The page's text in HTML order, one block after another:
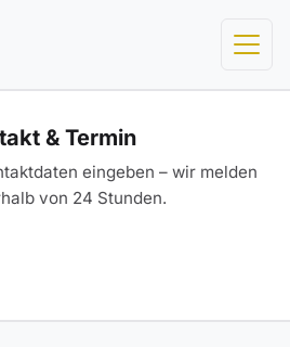
& Termin
eingeben – wir melden
von 24 Stunden.